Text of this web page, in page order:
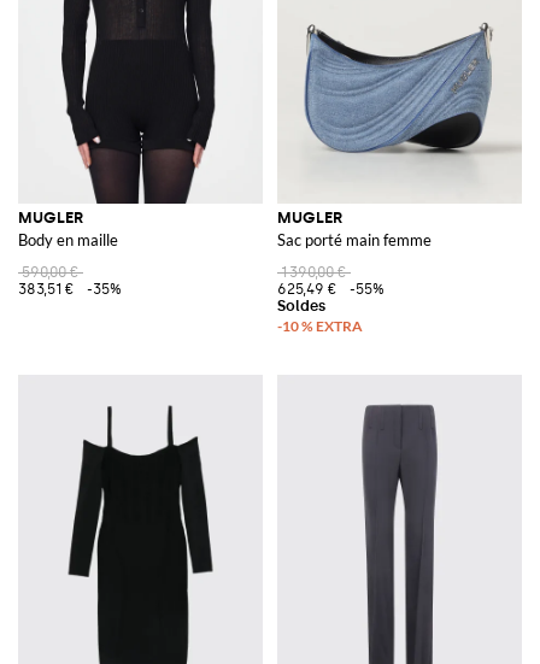
MUGLER
Body en maille
590,00 €
383,51 €
-35%
MUGLER
Sac porté main femme
1 390,00 €
625,49 €
-55%